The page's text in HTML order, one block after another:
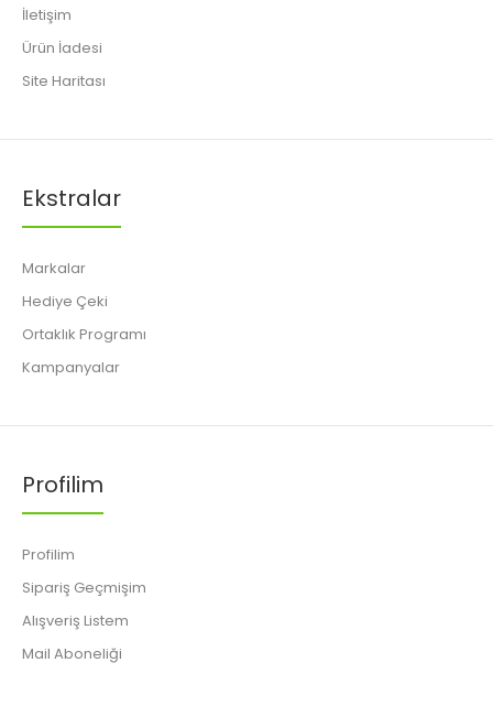
İletişim
Ürün İadesi
Site Haritası
Ekstralar
Markalar
Hediye Çeki
Ortaklık Programı
Kampanyalar
Profilim
Profilim
Sipariş Geçmişim
Alışveriş Listem
Mail Aboneliği